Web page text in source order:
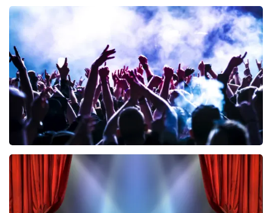
Teddy Swims
BESTEL NU
Megadeth
470 laatste 30 minuten
BESTEL NU